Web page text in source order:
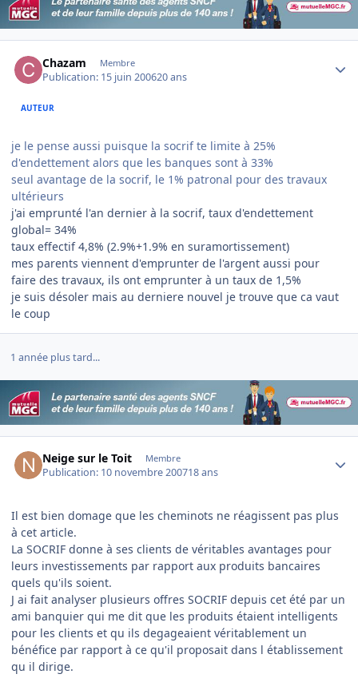
Chazam Membre
Publication: 15 juin 200620 ans
AUTEUR
je le pense aussi puisque la socrif te limite à 25%
d'endettement alors que les banques sont à 33%
seul avantage de la socrif, le 1% patronal pour des travaux
ultérieurs
j'ai emprunté l'an dernier à la socrif, taux d'endettement
global= 34%
taux effectif 4,8% (2.9%+1.9% en suramortissement)
mes parents viennent d'emprunter de l'argent aussi pour
faire des travaux, ils ont emprunter à un taux de 1,5%
je suis désoler mais au derniere nouvel je trouve que ca vaut
le coup
1 année plus tard...
Neige sur le Toit Membre
Publication: 10 novembre 200718 ans
Il est bien domage que les cheminots ne réagissent pas plus
à cet article.
La SOCRIF donne à ses clients de véritables avantages pour
leurs investissements par rapport aux produits bancaires
quels qu'ils soient.
J ai fait analyser plusieurs offres SOCRIF depuis cet été par un
ami banquier qui me dit que les produits étaient intelligents
pour les clients et qu ils degageaient véritablement un
bénéfice par rapport à ce qu'il proposait dans l établissement
qu il dirige.